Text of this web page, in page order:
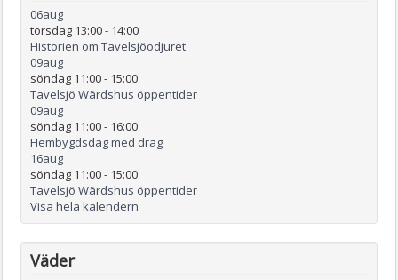
06aug
torsdag 13:00- 14:00
Historien om Tavelsjöodjuret
09aug
söndag 11:00- 15:00
Tavelsjö Wärdshus öppentider
09aug
söndag 11:00- 16:00
Hembygdsdag med drag
16aug
söndag 11:00- 15:00
Tavelsjö Wärdshus öppentider
Visa hela kalendern
Väder